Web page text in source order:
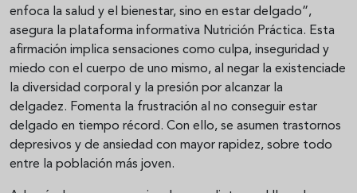
enfoca la salud y el bienestar, sino en estar delgado”,
asegura la plataforma informativa Nutrición Práctica. Esta
afirmación implica sensaciones como culpa, inseguridad y
miedo con el cuerpo de uno mismo, al negar la existenciade
la diversidad corporal y la presión por alcanzar la
delgadez. Fomenta la frustración al no conseguir estar
delgado en tiempo récord. Con ello, se asumen trastornos
depresivos y de ansiedad con mayor rapidez, sobre todo
entre la población más joven.